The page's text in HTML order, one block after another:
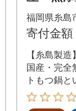
ット (約4人前) 旨辛み
そ味
福岡県糸島
寄付金額
【糸島製
国産・完全
トもつ鍋
番気になる
産の生の牛